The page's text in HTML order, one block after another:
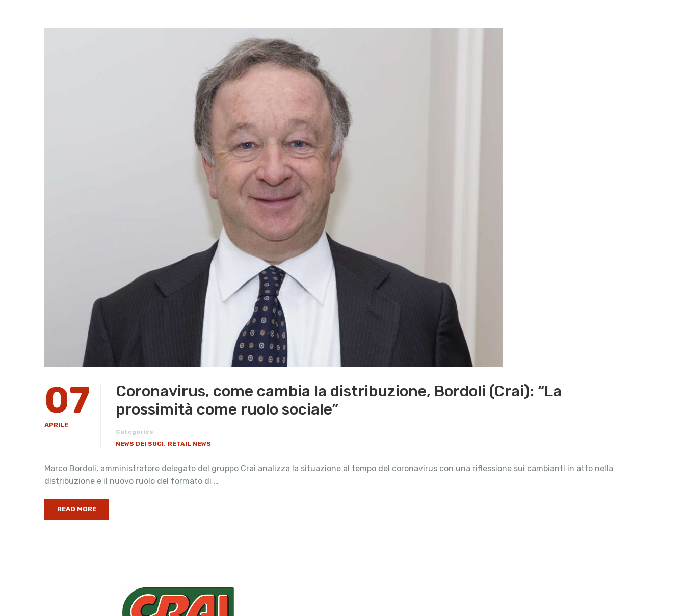
07
APRILE
Coronavirus, come cambia la distribuzione, Bordoli (Crai): “La
prossimità come ruolo sociale”
Categories
NEWS DEI SOCI, RETAIL NEWS
Marco Bordoli, amministratore delegato del gruppo Crai analizza la situazione al tempo del coronavirus con una riflessione sui cambianti in atto nella
distribuzione e il nuovo ruolo del formato di …
READ MORE